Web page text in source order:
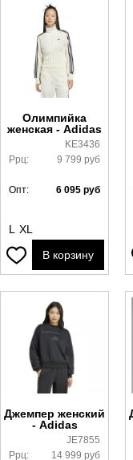
Олимпийка
женская - Adidas
KE3436
Ррц:
9 799 руб
Опт: 6 095 руб
L
XL
В корзину
Джемпер женский
- Adidas
JE7855
Ррц:
14 999 руб